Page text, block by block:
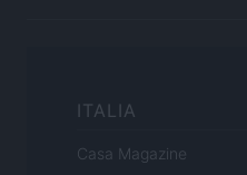
ITALIA
Casa Magazine